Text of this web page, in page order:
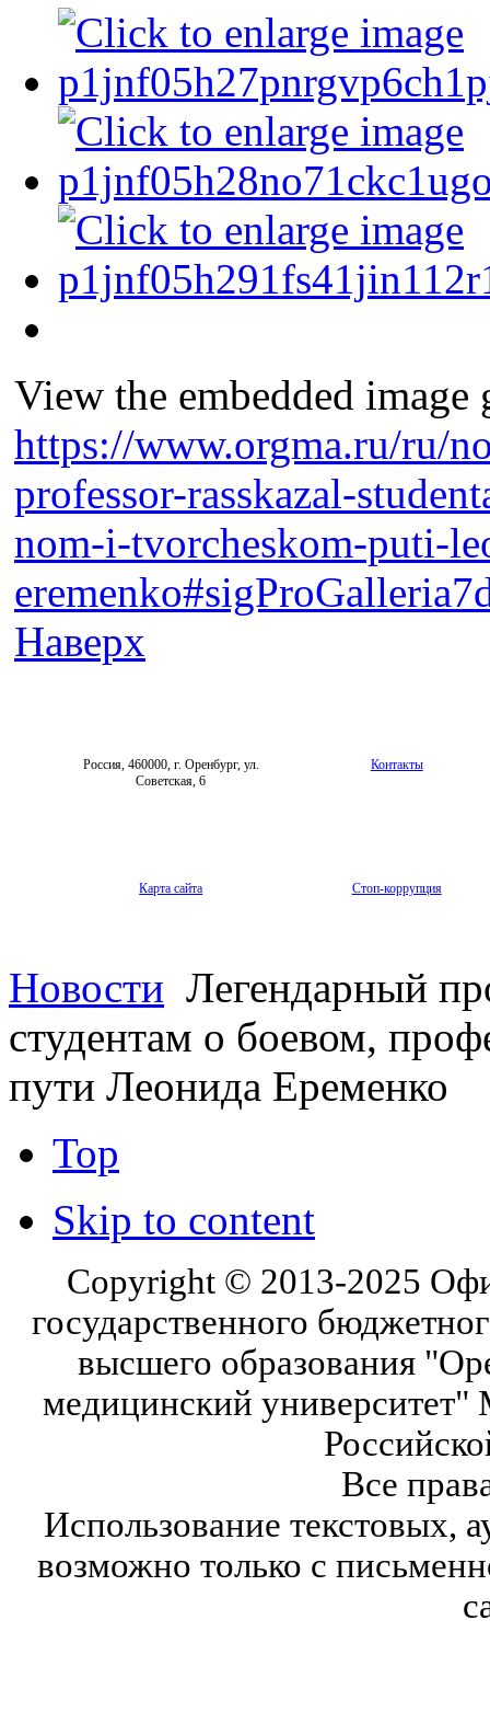
View the embedded
https://www.orgma.ru/ru/
professor-rasskazal-
nom-i-tvorcheskom-puti-
Наверх
Россия, 460000, г. Оренбург, ул.
Советская, 6
Контакты
Карта сайта Стоп-коррупция
Новости Легендарный
студентам о боевом,
пути Леонида Еременко
Top
Skip to content
Copyright © 2013-2025
государственного
высшего образования
медицинский университет"
Все
Использование текстовых,
возможно только с